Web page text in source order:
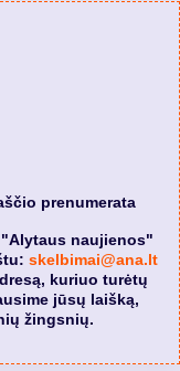
prenumerata
naujienos"
skelbimai@ana.lt
kuriuo turėtų
jūsų laišką,
žingsnių.